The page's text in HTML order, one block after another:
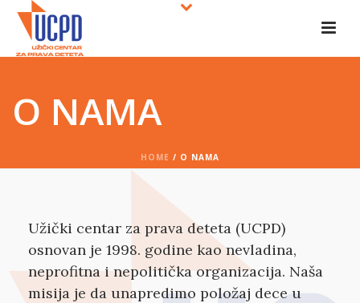
O NAMA
HOME / O NAMA
Užički centar za prava deteta (UCPD)
osnovan je 1998. godine kao nevladina,
neprofitna i nepolitička organizacija. Naša
misija je da unapredimo položaj dece u